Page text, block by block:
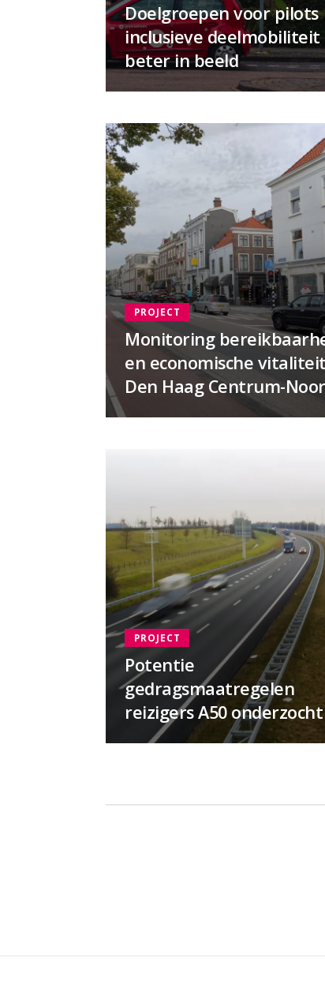
Doelgroepen voor pilots
inclusieve deelmobiliteit
beter in beeld
Monitoring
en economische vitaliteit
Den Haag Centrum-
PROJECT
Potentie
gedragsmaatregelen
reizigers A50 onderzocht
PROJECT